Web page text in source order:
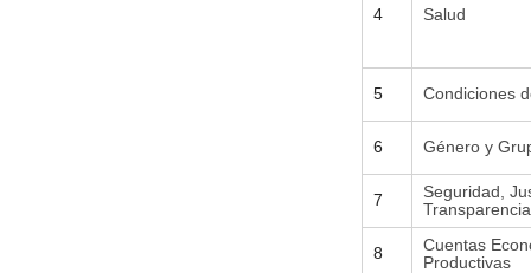
4 Salud
5 Condiciones
6 Género y
7
Seguridad,
Transparencia
8
Cuentas
Productivas